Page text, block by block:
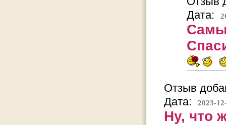
Дата:
Отзыв
Дата:
2023-
Ну, что